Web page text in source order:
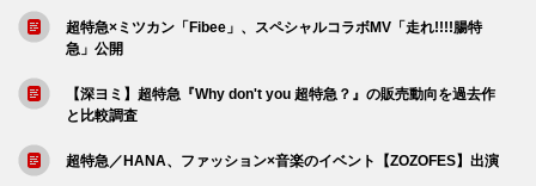
超特急×ミツカン「Fibee」、スペシャルコラボMV「走れ!!!!腸特
急」公開
【深ヨミ】超特急『Why don't you 超特急？』の販売動向を過去作
と比較調査
超特急／HANA、ファッション×音楽のイベント【ZOZOFES】出演